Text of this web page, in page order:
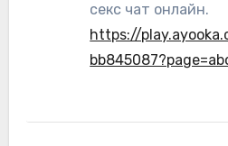
секс чат онлайн.
https://